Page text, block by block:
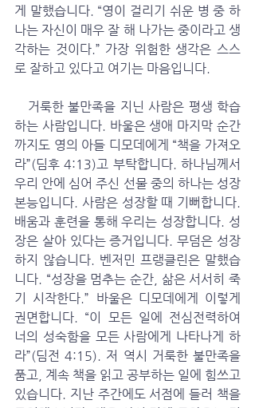
게 말했습니다. “영이 걸리기 쉬운 병 중 하
나는 자신이 매우 잘 해 나가는 중이라고 생
각하는 것이다.” 가장 위험한 생각은 스스
로 잘하고 있다고 여기는 마음입니다.
하는 사람입니다. 바울은 생애 마지막 순간
까지도 영의 아들 디모데에게 “책을 가져오
라”(딤후 4:13)고 부탁합니다. 하나님께서
우리 안에 심어 주신 선물 중의 하나는 성장
본능입니다. 사람은 성장할 때 기뻐합니다.
배움과 훈련을 통해 우리는 성장합니다. 성
장은 살아 있다는 증거입니다. 무덤은 성장
하지 않습니다. 벤저민 프랭클린은 말했습
니다. “성장을 멈추는 순간, 삶은 서서히 죽
기 시작한다.” 바울은 디모데에게 이렇게
권면합니다. “이 모든 일에 전심전력하여
너의 성숙함을 모든 사람에게 나타나게 하
라”(딤전 4:15). 저 역시 거룩한 불만족을
품고, 계속 책을 읽고 공부하는 일에 힘쓰고
있습니다. 지난 주간에도 서점에 들러 책을